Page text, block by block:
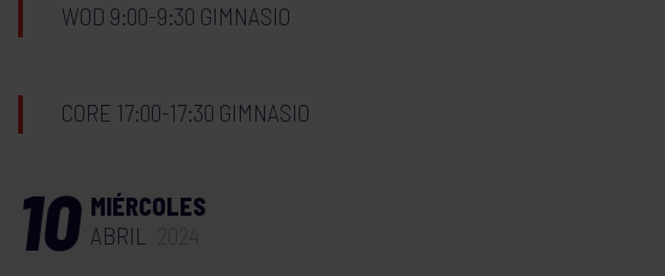
WOD 9:00-9:30 GIMNASIO
CORE 17:00-17:30 GIMNASIO
10 MIÉRCOLES
ABRIL